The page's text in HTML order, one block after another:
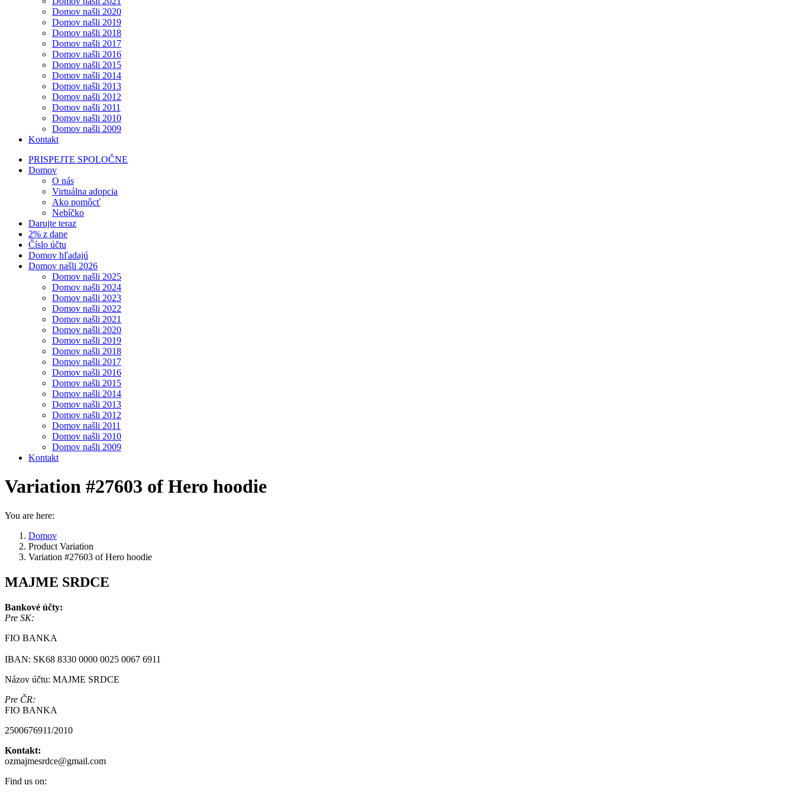
Domov našli 2020
Domov našli 2019
Domov našli 2018
Domov našli 2017
Domov našli 2016
Domov našli 2015
Domov našli 2014
Domov našli 2013
Domov našli 2012
Domov našli 2011
Domov našli 2010
Domov našli 2009
Kontakt
PRISPEJTE SPOLOČNE
Domov
O nás
Virtuálna adopcia
Ako pomôcť
Nebíčko
Darujte teraz
2% z dane
Číslo účtu
Domov hľadajú
Domov našli 2026
Domov našli 2025
Domov našli 2024
Domov našli 2023
Domov našli 2022
Domov našli 2021
Domov našli 2020
Domov našli 2019
Domov našli 2018
Domov našli 2017
Domov našli 2016
Domov našli 2015
Domov našli 2014
Domov našli 2013
Domov našli 2012
Domov našli 2011
Domov našli 2010
Domov našli 2009
Kontakt
Variation #27603 of Hero hoodie
You are here:
Domov
Product Variation
Variation #27603 of Hero hoodie
MAJME SRDCE
Bankové účty:
Pre SK:
FIO BANKA
IBAN: SK68 8330 0000 0025 0067 6911
Názov účtu: MAJME SRDCE
Pre ČR:
FIO BANKA
2500676911/2010
Kontakt:
ozmajmesrdce@gmail.com
Find us on: